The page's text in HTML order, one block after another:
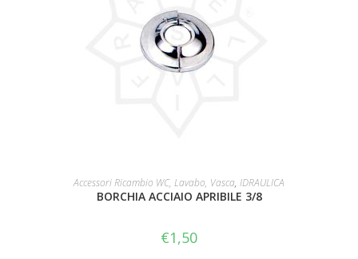
AGGIUNGI AL CARRELLO
Accessori Ricambio WC, Lavabo, Vasca, IDRAULICA
BORCHIA ACCIAIO APRIBILE 3/8
€1,50